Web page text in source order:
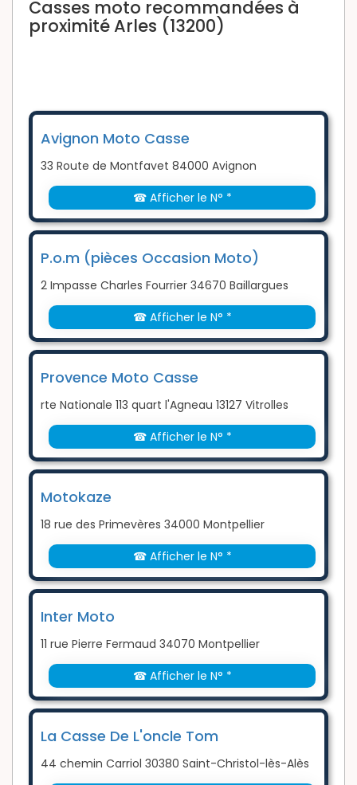
Casses moto recommandées à
proximité Arles (13200)
Avignon Moto Casse
33 Route de Montfavet 84000 Avignon
☎ Afficher le N° *
P.o.m (pièces Occasion Moto)
2 Impasse Charles Fourrier 34670 Baillargues
☎ Afficher le N° *
Provence Moto Casse
rte Nationale 113 quart l'Agneau 13127 Vitrolles
☎ Afficher le N° *
Motokaze
18 rue des Primevères 34000 Montpellier
☎ Afficher le N° *
Inter Moto
11 rue Pierre Fermaud 34070 Montpellier
☎ Afficher le N° *
La Casse De L'oncle Tom
44 chemin Carriol 30380 Saint-Christol-lès-Alès